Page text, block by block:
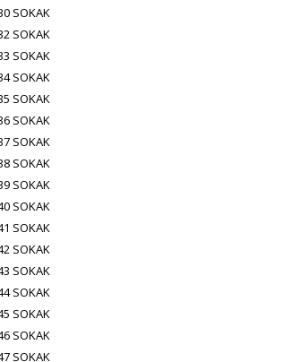
SOKAK
SOKAK
SOKAK
SOKAK
SOKAK
SOKAK
SOKAK
SOKAK
SOKAK
SOKAK
SOKAK
SOKAK
SOKAK
SOKAK
SOKAK
SOKAK
SOKAK